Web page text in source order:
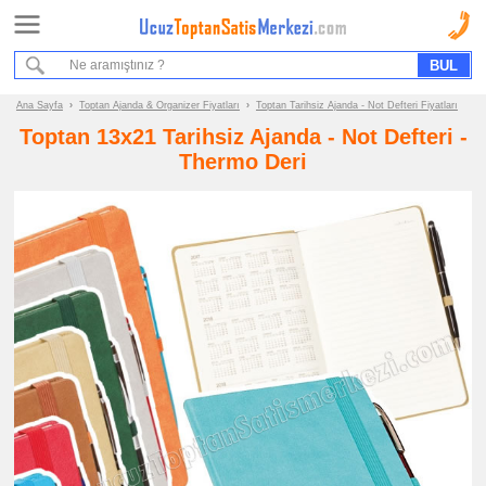
Ana Sayfa › Toptan Ajanda & Organizer Fiyatları › Toptan Tarihsiz Ajanda - Not Defteri Fiyatları
Toptan 13x21 Tarihsiz Ajanda - Not Defteri -
Thermo Deri
Ana Sayfa
Sipariş Formu
Promosyon
ucuz
toptan
fiyatları
Organizer
ucuz
toptan
satış
fiyatları
Tarihsiz
Ajanda
Not
Defteri
ucuz
toptan
satış